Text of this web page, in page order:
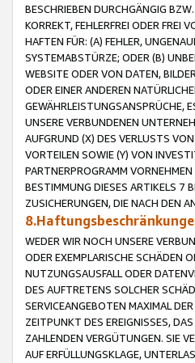
BESCHRIEBEN DURCHGÄNGIG
KORREKT, FEHLERFREI ODER FREI
HAFTEN FÜR: (A) FEHLER,
SYSTEMABSTÜRZE; ODER (B)
WEBSITE ODER VON DATEN,
ODER EINER ANDEREN
GEWÄHRLEISTUNGSANSPRÜCHE,
UNSERE VERBUNDENEN
AUFGRUND (X) DES VERLUSTS
VORTEILEN SOWIE (Y) VON
PARTNERPROGRAMM
BESTIMMUNG DIESES ARTIKELS 7
ZUSICHERUNGEN, DIE NACH DEN
WEDER WIR NOCH UNSERE
ODER EXEMPLARISCHE SCHÄDEN
NUTZUNGSAUSFALL ODER
DES AUFTRETENS SOLCHER
SERVICEANGEBOTEN MAXIMAL
ZEITPUNKT DES EREIGNISSES,
ZAHLENDEN VERGÜTUNGEN. SIE
AUF ERFÜLLUNGSKLAGE,